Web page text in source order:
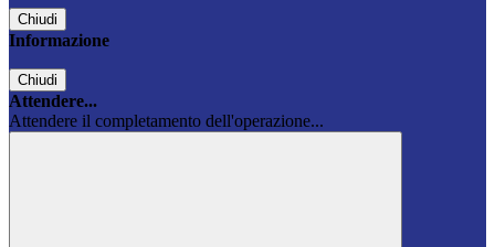
Chiudi
Informazione
Chiudi
Attendere...
Attendere il completamento dell'operazione...